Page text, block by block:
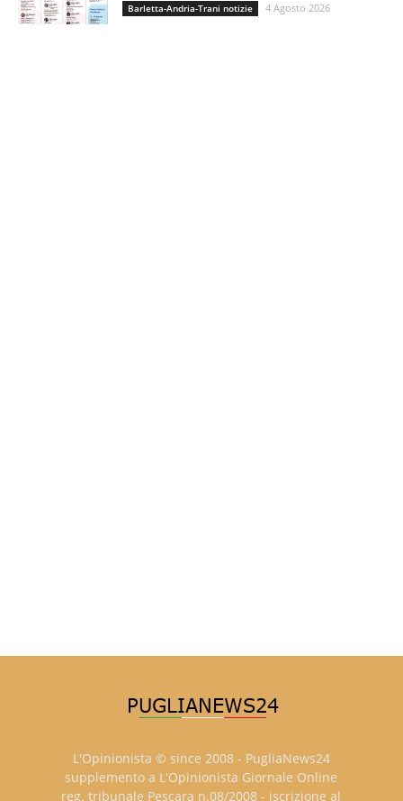
Barletta-Andria-Trani notizie 4 Agosto 2026
L'Opinionista © since 2008 - PugliaNews24
supplemento a L'Opinionista Giornale Online
reg. tribunale Pescara n.08/2008 - iscrizione al